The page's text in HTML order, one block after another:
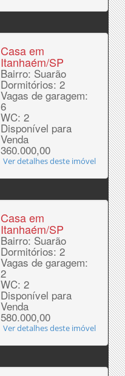
Casa em
Itanhaém/SP
Bairro: Suarão
Dormitórios: 2
Vagas de garagem:
6
WC: 2
Disponível para
Venda
360.000,00
Ver detalhes deste imóvel
Casa em
Itanhaém/SP
Bairro: Suarão
Dormitórios: 2
Vagas de garagem:
2
WC: 2
Disponível para
Venda
580.000,00
Ver detalhes deste imóvel